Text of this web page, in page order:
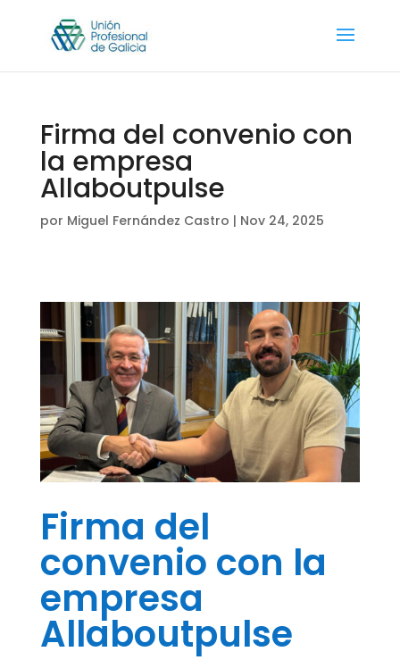
Firma del convenio con
la empresa
Allaboutpulse
por Miguel Fernández Castro | Nov 24, 2025
Firma del
convenio con la
empresa
Allaboutpulse